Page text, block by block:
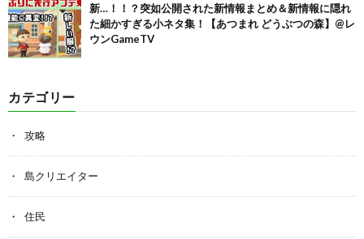
新…！！？突如公開された新情報まとめ＆新情報に隠れ
た細かすぎる小ネタ集！【あつまれ どうぶつの森】@レ
ウンGameTV
カテゴリー
攻略
島クリエイター
住民